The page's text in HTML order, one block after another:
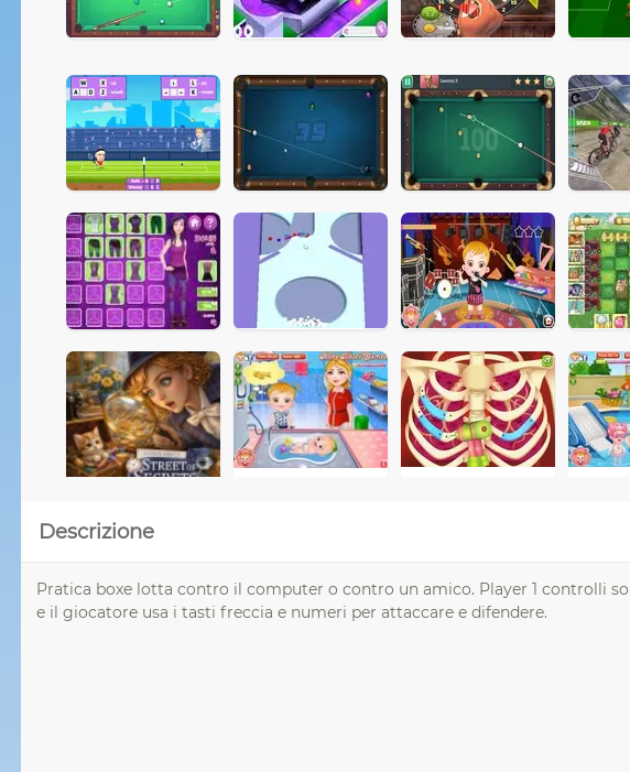
Descrizione
Pratica boxe lotta contro il computer o contro un amico. Player 1 controlli
e il giocatore usa i tasti freccia e numeri per attaccare e difendere.